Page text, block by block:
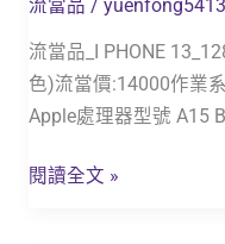
流當品 / yuenfong5413
流當品_I PHONE
色)流當價:14000作業
Apple處理器型號 A15
色)
閱讀全文 »